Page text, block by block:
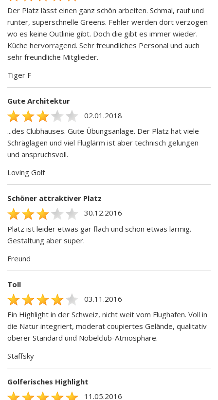
Der Platz lässt einen ganz schön arbeiten. Schmal, rauf und
runter, superschnelle Greens. Fehler werden dort verzogen
wo es keine Outlinie gibt. Doch die gibt es immer wieder.
Küche hervorragend. Sehr freundliches Personal und auch
sehr freundliche Mitglieder.
Tiger F
Gute Architektur
02.01.2018
...des Clubhauses. Gute Übungsanlage. Der Platz hat viele
Schräglagen und viel Fluglärm ist aber technisch gelungen
und anspruchsvoll.
Loving Golf
Schöner attraktiver Platz
30.12.2016
Platz ist leider etwas gar flach und schon etwas lärmig.
Gestaltung aber super.
Freund
Toll
03.11.2016
Ein Highlight in der Schweiz, nicht weit vom Flughafen. Voll in
die Natur integriert, moderat coupiertes Gelände, qualitativ
oberer Standard und Nobelclub-Atmosphäre.
Staffsky
Golferisches Highlight
11.05.2016